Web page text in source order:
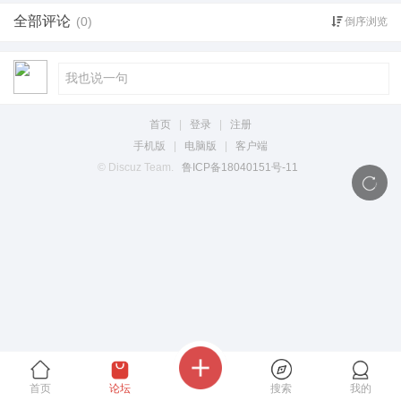
全部评论 (0) 倒序浏览
首页 登录
注册
手机版
电脑版
客户端
© Discuz Team.
鲁ICP备18040151号-11
首页 论坛 搜索 我的